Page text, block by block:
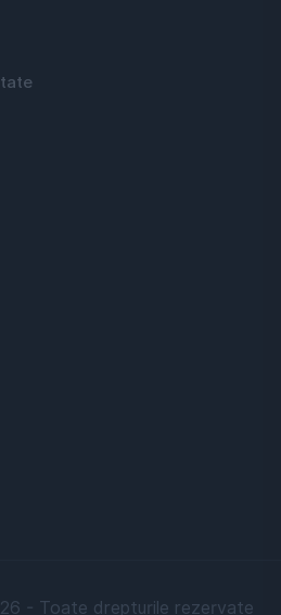
- Toate drepturile rezervate